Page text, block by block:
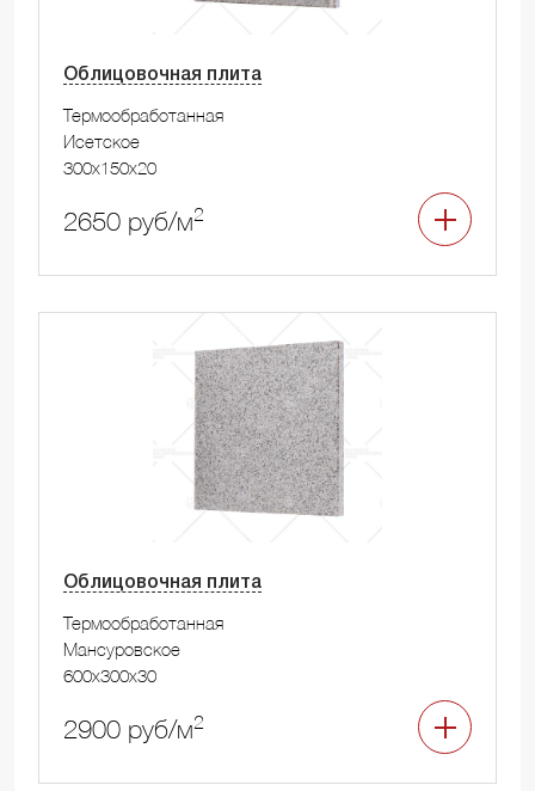
Облицовочная плита
Термообработанная
Исетское
300x150x20
2650 руб/м2
Облицовочная плита
Термообработанная
Мансуровское
600x300x30
2900 руб/м2